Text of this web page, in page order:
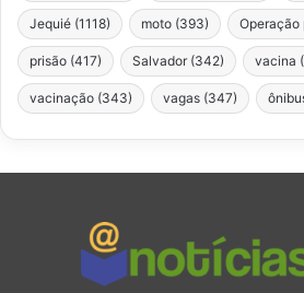
Jequié (1118) moto (393) Operação
prisão (417) Salvador (342) vacina
vacinação (343) vagas (347)